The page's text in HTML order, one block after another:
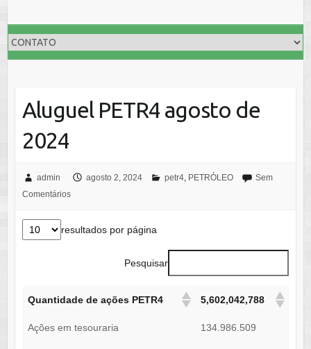
Aluguel PETR4 agosto de
2024
admin agosto 2, 2024 petr4, PETRÓLEO
Sem
Comentários
resultados por página
Pesquisar
Quantidade de ações PETR4 5,602,042,788
Ações em tesouraria 134.986.509